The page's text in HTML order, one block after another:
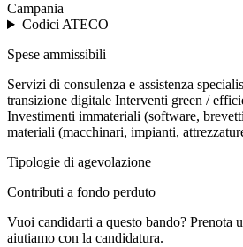
Campania
Codici ATECO
Spese ammissibili
Servizi di consulenza e assistenza
transizione digitale Interventi green /
Investimenti immateriali (software,
materiali (macchinari, impianti,
Tipologie di agevolazione
Contributi a fondo perduto
Vuoi candidarti a questo bando? Prenota
aiutiamo con la candidatura.